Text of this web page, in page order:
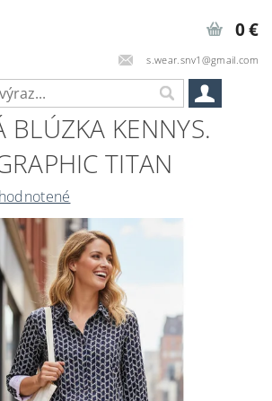
s.wear.snv1@gmail.com
0 €
BLÚZKA KENNYS.
TITAN